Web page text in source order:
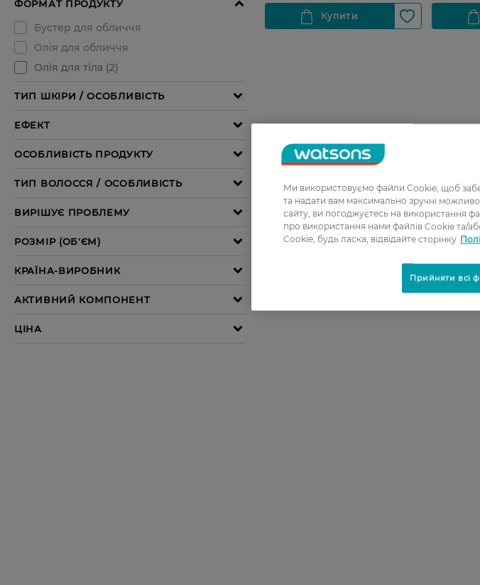
Ми використовуємо файли Cookie, щоб
та надати вам максимально зручні
сайту, ви погоджуєтесь на використання
про використання нами файлів Cookie та/
Cookie, будь ласка, відвідайте сторінку
Прийняти всі